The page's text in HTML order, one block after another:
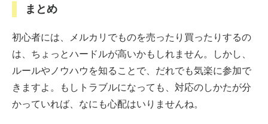
まとめ
初心者には、メルカリでものを売ったり買ったりするの
は、ちょっとハードルが高いかもしれません。しかし、
ルールやノウハウを知ることで、だれでも気楽に参加で
きますよ。もしトラブルになっても、対応のしかたが分
かっていれば、なにも心配はいりませんね。